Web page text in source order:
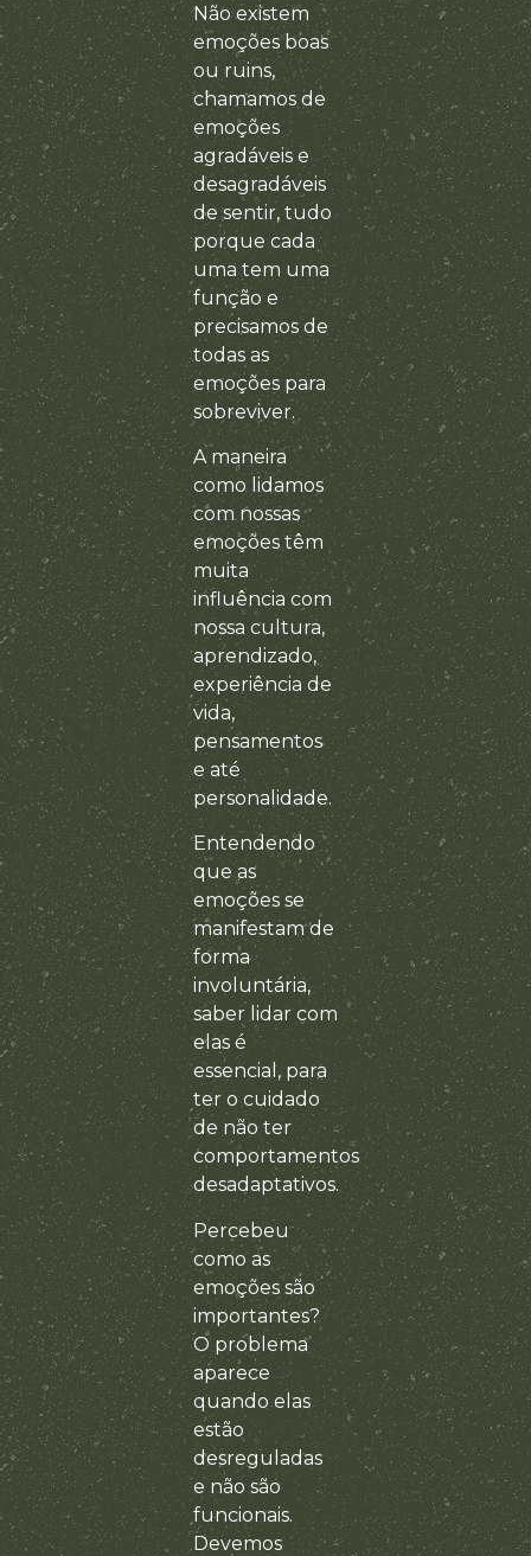
Não existem
emoções boas
ou ruins,
chamamos de
emoções
agradáveis e
desagradáveis
de sentir, tudo
porque cada
uma tem uma
função e
precisamos de
todas as
emoções para
sobreviver.
A maneira
como lidamos
com nossas
emoções têm
muita
influência com
nossa cultura,
aprendizado,
experiência de
vida,
pensamentos
e até
personalidade.
Entendendo
que as
emoções se
manifestam de
forma
involuntária,
saber lidar com
elas é
essencial, para
ter o cuidado
de não ter
comportamentos
desadaptativos.
Percebeu
como as
emoções são
importantes?
O problema
aparece
quando elas
estão
desreguladas
e não são
funcionais.
Devemos